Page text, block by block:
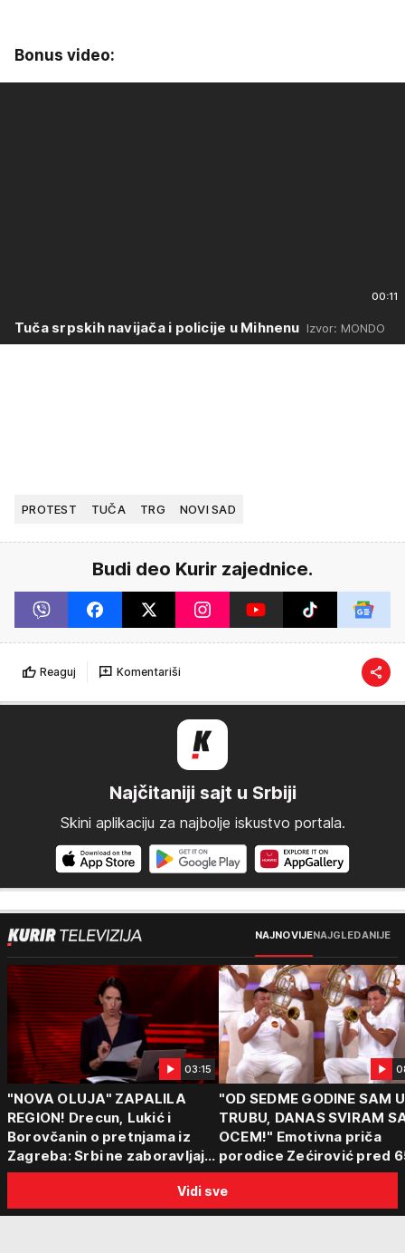
Bonus video:
00:11
Tuča srpskih navijača i policije u Mihnenu Izvor: MONDO
PROTEST TUČA TRG NOVI SAD
Budi deo Kurir zajednice.
Reaguj Komentariši
Najčitaniji sajt u Srbiji
Skini aplikaciju za najbolje iskustvo portala.
NAJNOVIJENAJGLEDANIJE
03:15
"NOVA OLUJA" ZAPALILA
REGION! Drecun, Lukić i
Borovčanin o pretnjama iz
Zagreba: Srbi ne zaboravljaju
progon
"OD SEDME GODINE SAM
TRUBU, DANAS SVIRAM
OCEM!" Emotivna priča
porodice Zećirović pred
Sabor trubača u Guči
Vidi sve